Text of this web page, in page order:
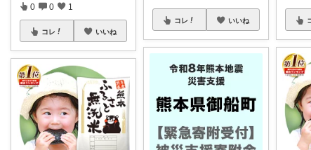
0 0 1
コレ いいね
コレ いいね